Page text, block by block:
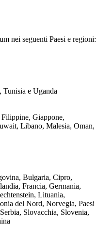
nei seguenti Paesi e regioni:
e Uganda
Giappone,
Libano, Malesia, Oman,
Bulgaria, Cipro,
Francia, Germania,
Lituania,
del Nord, Norvegia, Paesi
Slovacchia, Slovenia,